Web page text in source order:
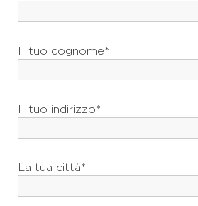
Il tuo cognome*
Il tuo indirizzo*
La tua città*